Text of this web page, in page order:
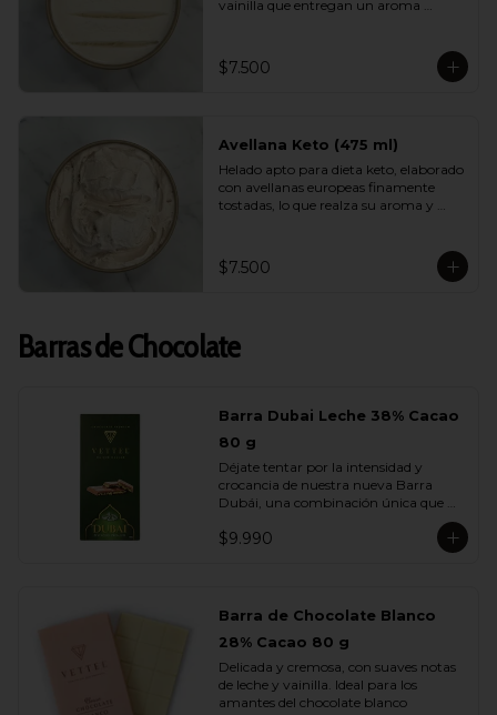
vainilla que entregan un aroma
buscan disfrutar de un helado liviano
sin renunciar al verdadero sabor de la
$7.500
Avellana Keto (475 ml)
Helado apto para dieta keto, elaborado
con avellanas europeas finamente
tostadas, lo que realza su aroma y
sorprendente. Ideal para quienes
cuidan su alimentación y quieren
$7.500
Barras de Chocolate
Barra Dubai Leche 38% Cacao
80 g
Déjate tentar por la intensidad y
crocancia de nuestra nueva Barra
Dubái, una combinación única que
fusiona lo mejor del chocolate europeo
con los sabores más exquisitos de
rellena con una cremosa pasta de
hebras de masa filo tostada con
mantequilla que aportan una textura
crujiente e irresistible.
$9.990
Barra de Chocolate Blanco
28% Cacao 80 g
Delicada y cremosa, con suaves notas
de leche y vainilla. Ideal para los
amantes del chocolate blanco